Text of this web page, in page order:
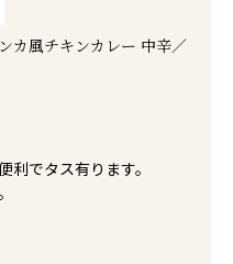
カ風チキンカレー 中辛／
利でタス有ります。